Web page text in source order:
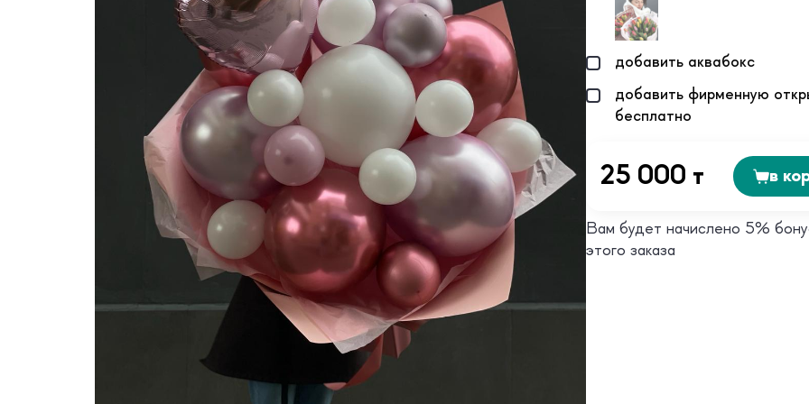
добавить аквабокс
добавить фирменную
бесплатно
25 000 т в
Вам будет начислено 5%
этого заказа